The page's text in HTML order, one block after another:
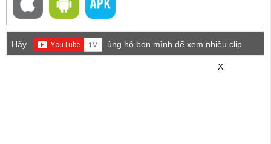
Hãy
ủng hộ bọn mình để xem nhiều clip
X